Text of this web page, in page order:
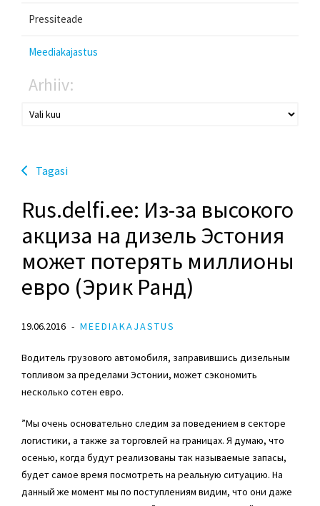
Pressiteade
Meediakajastus
Arhiiv:
Tagasi
Rus.delfi.ee: Из-за высокого
акциза на дизель Эстония
может потерять миллионы
евро (Эрик Ранд)
19.06.2016 MEEDIAKAJASTUS
Водитель грузового автомобиля, заправившись дизельным
топливом за пределами Эстонии, может сэкономить
несколько сотен евро.
”Мы очень основательно следим за поведением в секторе
логистики, а также за торговлей на границах. Я думаю, что
осенью, когда будут реализованы так называемые запасы,
будет самое время посмотреть на реальную ситуацию. На
данный же момент мы по поступлениям видим, что они даже